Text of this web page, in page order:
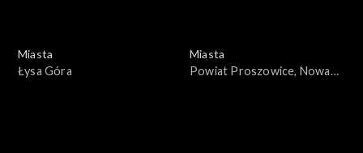
Miasta
Łysa Góra
Miasta
Powiat Proszowice, Nowa